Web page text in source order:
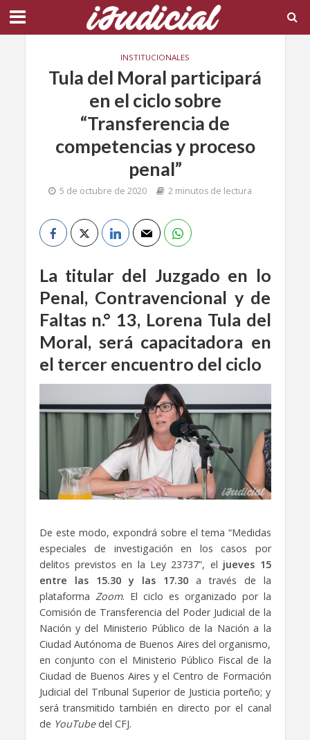
INSTITUCIONALES
Tula del Moral participará
en el ciclo sobre
“Transferencia de
competencias y proceso
penal”
5 de octubre de 2020 2 minutos de lectura
La titular del Juzgado en lo
Penal, Contravencional y de
Faltas n.° 13, Lorena Tula del
Moral, será capacitadora en
el tercer encuentro del ciclo
De este modo, expondrá sobre el tema “Medidas
especiales de investigación en los casos por
delitos previstos en la Ley 23737”, el jueves 15
entre las 15.30 y las 17.30a través de la
plataforma Zoom. El ciclo es organizado por la
Comisión de Transferencia del Poder Judicial de la
Nación y del Ministerio Público de la Nación a la
Ciudad Autónoma de Buenos Aires del organismo,
en conjunto con el Ministerio Público Fiscal de la
Ciudad de Buenos Aires y el Centro de Formación
Judicial del Tribunal Superior de Justicia porteño; y
será transmitido también en directo por el canal
de YouTubedel CFJ.